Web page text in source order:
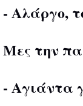
- Αλάργο,
Μες την
- Αγιάντα